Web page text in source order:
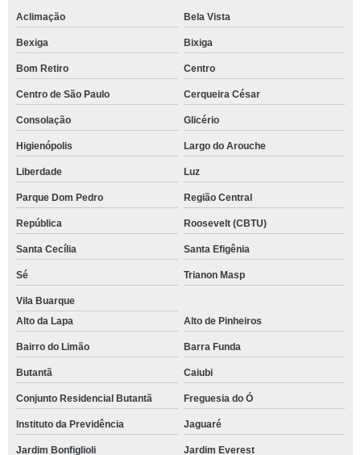
Aclimação Bela Vista
Bexiga Bixiga
Bom Retiro Centro
Centro de São Paulo Cerqueira César
Consolação Glicério
Higienópolis Largo do Arouche
Liberdade Luz
Parque Dom Pedro Região Central
República Roosevelt (CBTU)
Santa Cecília Santa Efigênia
Sé Trianon Masp
Vila Buarque
Alto da Lapa
Alto de Pinheiros
Bairro do Limão Barra Funda
Butantã Caiubi
Conjunto Residencial Butantã Freguesia do Ó
Instituto da Previdência Jaguaré
Jardim Bonfiglioli Jardim Everest